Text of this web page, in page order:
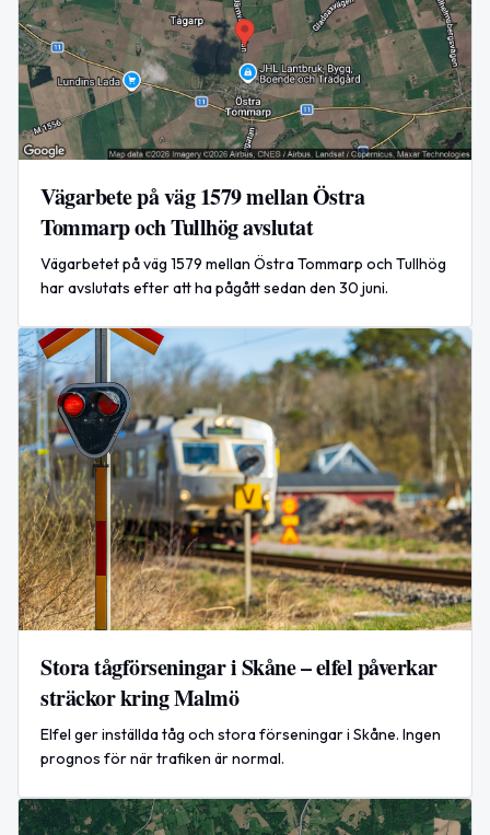
Vägarbete på väg 1579 mellan Östra
Tommarp och Tullhög avslutat
Vägarbetet på väg 1579 mellan Östra Tommarp och Tullhög
har avslutats efter att ha pågått sedan den 30 juni.
Stora tågförseningar i Skåne – elfel påverkar
sträckor kring Malmö
Elfel ger inställda tåg och stora förseningar i Skåne. Ingen
prognos för när trafiken är normal.